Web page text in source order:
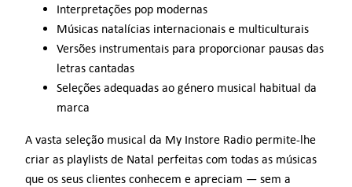
Interpretações pop modernas
Músicas natalícias internacionais e multiculturais
Versões instrumentais para proporcionar pausas das
letras cantadas
Seleções adequadas ao género musical habitual da
marca
A vasta seleção musical da My Instore Radio permite-lhe
criar as playlists de Natal perfeitas com todas as músicas
que os seus clientes conhecem e apreciam — sem a